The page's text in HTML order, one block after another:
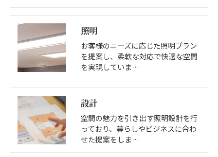
照明
お客様のニーズに応じた照明プラン
を提案し、柔軟な対応で快適な空間
を実現していま…
設計
空間の魅力を引き出す照明設計を行
っており、暮らしやビジネスに合わ
せた提案をしま…